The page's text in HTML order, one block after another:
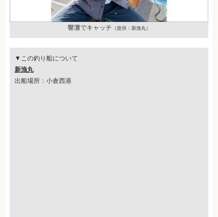
響灘でキャッチ （提供：新漁丸）
▼この釣り船について
新漁丸
出船場所：小倉西港